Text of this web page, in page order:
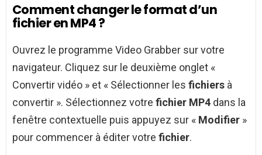
Comment changer le format d’un
fichier en MP4 ?
Ouvrez le programme Video Grabber sur votre
navigateur. Cliquez sur le deuxième onglet «
Convertir vidéo » et « Sélectionner les fichiers à
convertir ». Sélectionnez votre fichier MP4 dans la
fenêtre contextuelle puis appuyez sur « Modifier »
pour commencer à éditer votre fichier.